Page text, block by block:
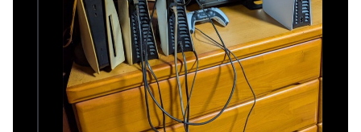
【ナイトレイン】 舐め腐ったネタビルドで床舐めしまくる
「俺って面白いやろ？」みたいな寒い奴
連合のモルモット部隊の部隊長になりました 第45話
【ウルトラQ】 「ナメゴン」とかいうシリーズ初の宇宙怪獣
【デレマス】 橘ありす「あなたの瞳には」